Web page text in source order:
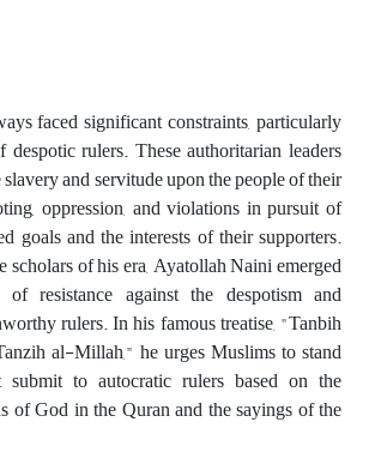
faced significant constraints, particularly
rulers. These authoritarian leaders
and servitude upon the people of their
oppression, and violations in pursuit of
goals and the interests of their supporters.
scholars of his era, Ayatollah Naini emerged
resistance against the despotism and
rulers. In his famous treatise, "Tanbih
al-Millah," he urges Muslims to stand
submit to autocratic rulers based on the
of God in the Quran and the sayings of the